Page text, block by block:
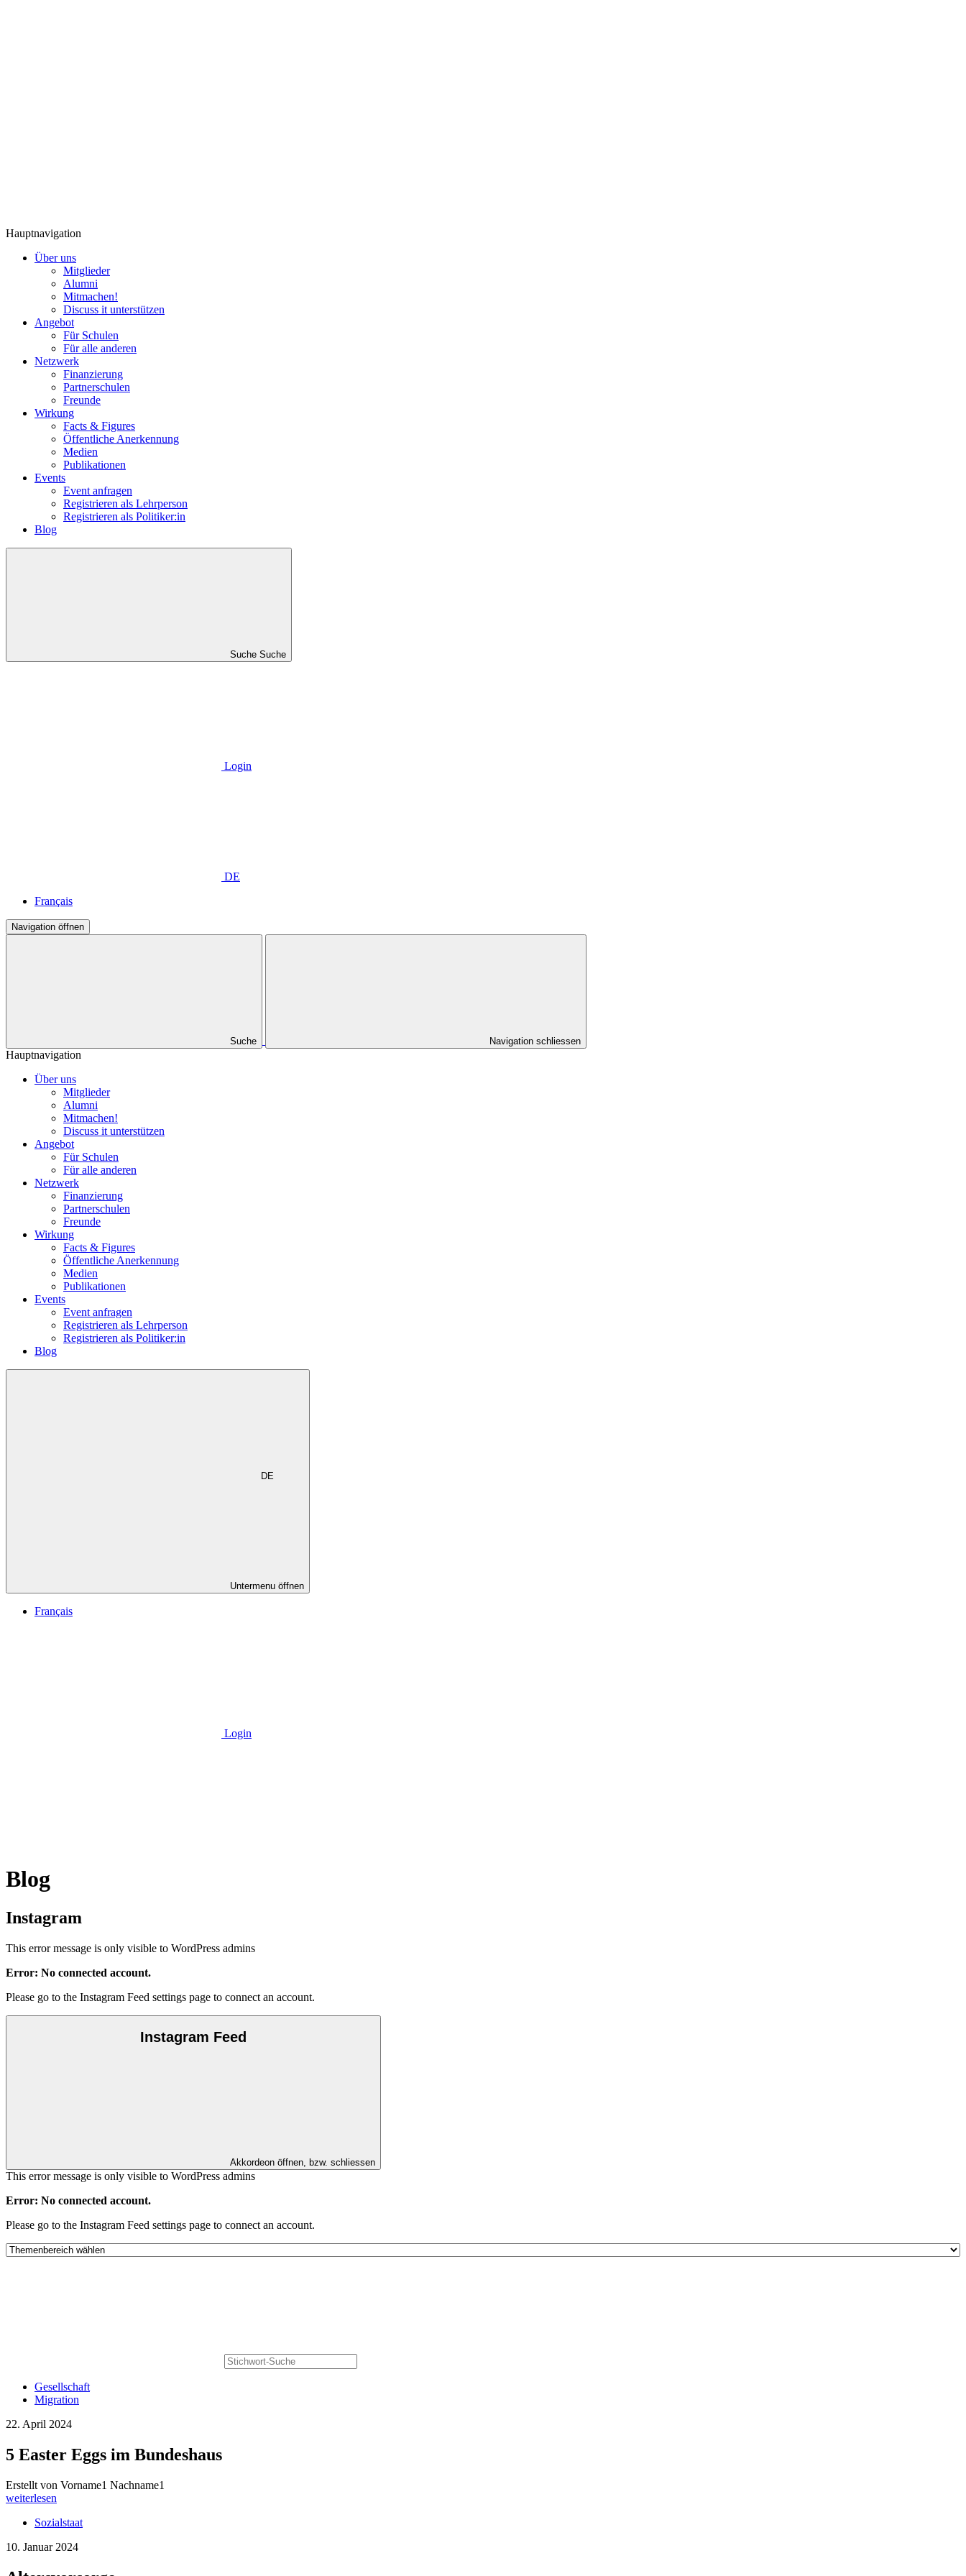
Hauptnavigation
Über uns
Mitglieder
Alumni
Mitmachen!
Discuss it unterstützen
Angebot
Für Schulen
Für alle anderen
Netzwerk
Finanzierung
Partnerschulen
Freunde
Wirkung
Facts & Figures
Öffentliche Anerkennung
Medien
Publikationen
Events
Event anfragen
Registrieren als Lehrperson
Registrieren als Politiker:in
Blog
Suche Suche
Login
DE
Français
Navigation öffnen
Suche Navigation schliessen
Hauptnavigation
Über uns
Mitglieder
Alumni
Mitmachen!
Discuss it unterstützen
Angebot
Für Schulen
Für alle anderen
Netzwerk
Finanzierung
Partnerschulen
Freunde
Wirkung
Facts & Figures
Öffentliche Anerkennung
Medien
Publikationen
Events
Event anfragen
Registrieren als Lehrperson
Registrieren als Politiker:in
Blog
DE
Untermenu öffnen
Français
Login
Blog
Instagram
This error message is only visible to WordPress admins
Error: No connected account.
Please go to the Instagram Feed settings page to connect an account.
Instagram Feed
Akkordeon öffnen, bzw. schliessen
This error message is only visible to WordPress admins
Error: No connected account.
Please go to the Instagram Feed settings page to connect an account.
Gesellschaft
Migration
22. April 2024
5 Easter Eggs im Bundeshaus
Erstellt von Vorname1 Nachname1
weiterlesen
Sozialstaat
10. Januar 2024